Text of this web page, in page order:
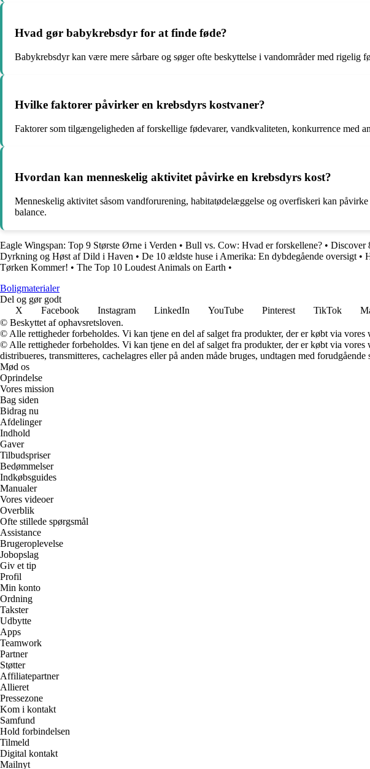
Hvad gør babykrebsdyr for at finde føde?
Babykrebsdyr kan være mere sårbare og søger ofte beskyttelse i vandområder med rigelig
Hvilke faktorer påvirker en krebsdyrs kostvaner?
Faktorer som tilgængeligheden af forskellige fødevarer, vandkvaliteten, konkurrence med
Hvordan kan menneskelig aktivitet påvirke en krebsdyrs kost?
Menneskelig aktivitet såsom vandforurening, habitatødelæggelse og overfiskeri kan
balance.
Eagle Wingspan: Top 9 Største Ørne i Verden • Bull vs. Cow: Hvad er forskellene? • Discover
Dyrkning og Høst af Dild i Haven • De 10 ældste huse i Amerika: En dybdegående oversigt •
Tørken Kommer! • The Top 10 Loudest Animals on Earth •
Boligmaterialer
Del og gør godt
X
Facebook Instagram LinkedIn YouTube Pinterest TikTok
© Beskyttet af ophavsretsloven.
© Alle rettigheder forbeholdes. Vi kan tjene en del af salget fra produkter, der er købt via
© Alle rettigheder forbeholdes. Vi kan tjene en del af salget fra produkter, der er købt via
distribueres, transmitteres, cachelagres eller på anden måde bruges, undtagen med
Mød os
Oprindelse
Vores mission
Bag siden
Bidrag nu
Afdelinger
Indhold
Gaver
Tilbudspriser
Bedømmelser
Indkøbsguides
Manualer
Vores videoer
Overblik
Ofte stillede spørgsmål
Assistance
Brugeroplevelse
Jobopslag
Giv et tip
Profil
Min konto
Ordning
Takster
Udbytte
Apps
Teamwork
Partner
Støtter
Affiliatepartner
Allieret
Pressezone
Kom i kontakt
Samfund
Hold forbindelsen
Tilmeld
Digital kontakt
Mailnyt